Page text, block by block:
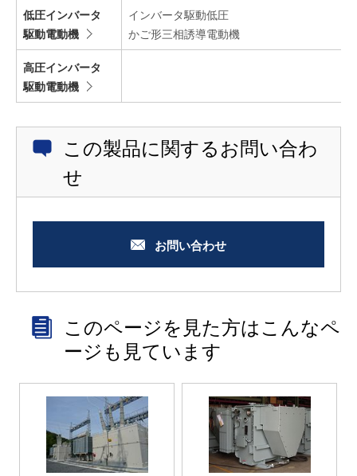
低圧インバータ
駆動電動機
インバータ駆動低圧
かご形三相誘導電動機
高圧インバータ
駆動電動機
この製品に関するお問い合わ
せ
お問い合わせ
このページを見た方はこんなペ
ージも見ています